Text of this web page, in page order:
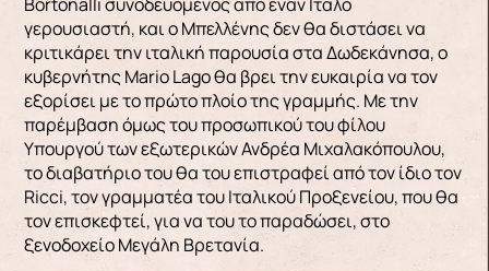
γερουσιαστή, και ο Μπελλένης δεν θα διστάσει να
κριτικάρει την ιταλική παρουσία στα Δωδεκάνησα, ο
κυβερνήτης Mario Lago θα βρει την ευκαιρία να τον
εξορίσει με το πρώτο πλοίο της γραμμής. Με την
παρέμβαση όμως του προσωπικού του φίλου
Υπουργού των εξωτερικών Ανδρέα Μιχαλακόπουλου,
το διαβατήριο του θα του επιστραφεί από τον ίδιο τον
Ricci, τον γραμματέα του Ιταλικού Προξενείου, που θα
τον επισκεφτεί, για να του το παραδώσει, στο
ξενοδοχείο Μεγάλη Βρετανία.